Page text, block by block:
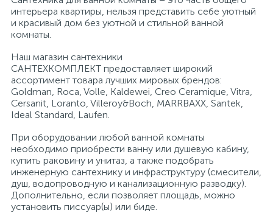
интерьера квартиры, нельзя представить себе уютный
и красивый дом без уютной и стильной ванной
комнаты.
Наш магазин сантехники
САНТЕХКОМПЛЕКТ предоставляет широкий
ассортимент товара лучших мировых брендов:
Goldman, Roca, Volle, Kaldewei, Creo Ceramique, Vitra,
Cersanit, Loranto, Villeroy&Boch, MARRBAXX, Santek,
Ideal Standard, Laufen.
При оборудовании любой ванной комнаты
необходимо приобрести ванну или душевую кабину,
купить раковину и унитаз, а также подобрать
инженерную сантехнику и инфраструктуру (смесители,
душ, водопроводную и канализационную разводку).
Дополнительно, если позволяет площадь, можно
установить писсуар(ы) или биде.
Полотенцесушители
Душевые трапы
Сифоны и выпуски
Аксессуары для ванной